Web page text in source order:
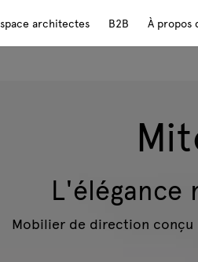
architectes B2B À propos
L'élégance
Mobilier de direction conçu